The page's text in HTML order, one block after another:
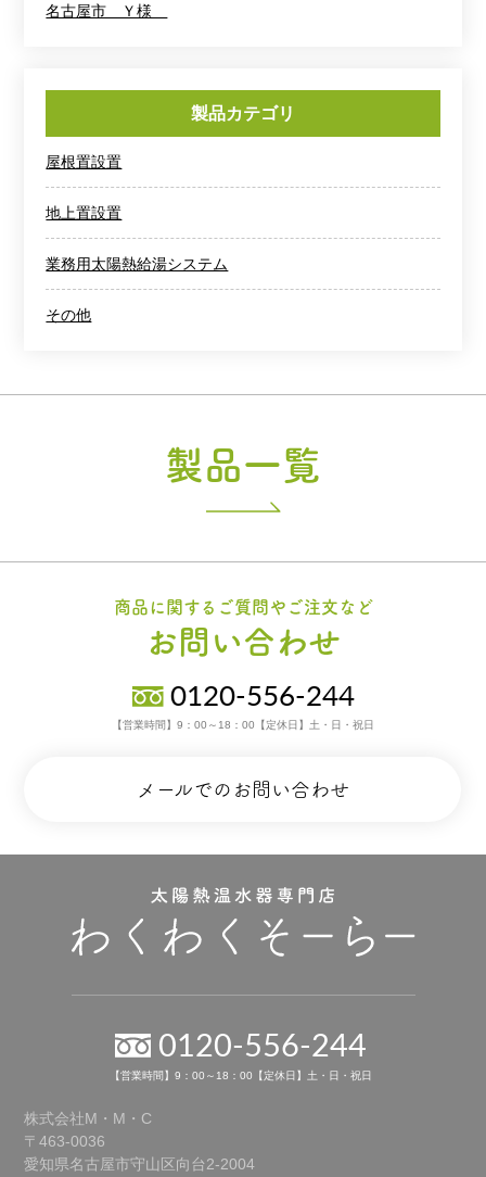
名古屋市 Ｙ様
製品カテゴリ
屋根置設置
地上置設置
業務用太陽熱給湯システム
その他
製品一覧
商品に関するご質問やご注文など
お問い合わせ
0120-556-244
【営業時間】9：00～18：00【定休日】土・日・祝日
メールでのお問い合わせ
0120-556-244
【営業時間】9：00～18：00【定休日】土・日・祝日
株式会社M・M・C
〒463-0036
愛知県名古屋市守山区向台2-2004